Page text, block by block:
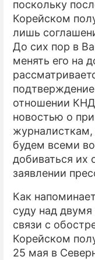
поскольку
Корейском
лишь
До сих пор в
менять его на
отношении
новостью о
будем всеми
добиваться их
заявлении
Как
суду над
связи с
Корейском
25 мая в